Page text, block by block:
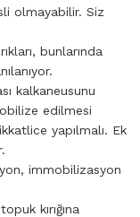
olmayabilir. Siz
bunlarında
kalkaneusunu
edilmesi
yapılmalı. Ek
immobilizasyon
kırığına